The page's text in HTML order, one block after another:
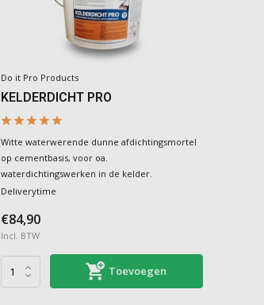
Do it Pro Products
KELDERDICHT PRO
Witte waterwerende dunne afdichtingsmortel
op cementbasis, voor oa.
waterdichtingswerken in de kelder.
Deliverytime
€84,90
Incl. BTW
Toevoegen